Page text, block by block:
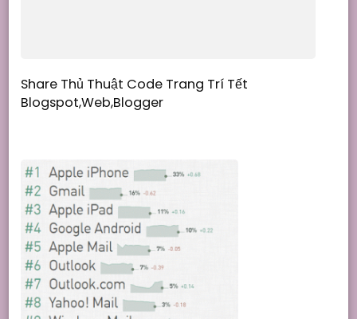
Share Thủ Thuật Code Trang Trí Tết
Blogspot,Web,Blogger